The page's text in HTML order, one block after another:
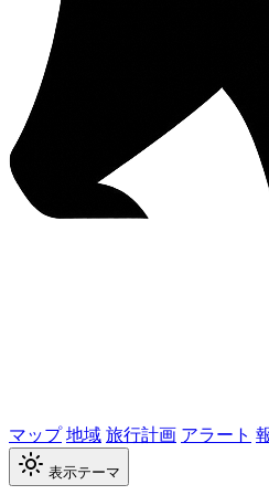
マップ地域旅行計画 アラート
表示テーマ